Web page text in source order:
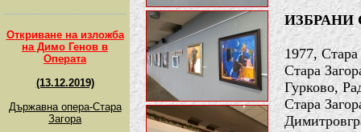
Откриване на изложба
на Димо Генов в
Операта
(13.12.2019)
Държавна опера-Стара
Загора
1977, Стара
Стара
Гурково,
Стара